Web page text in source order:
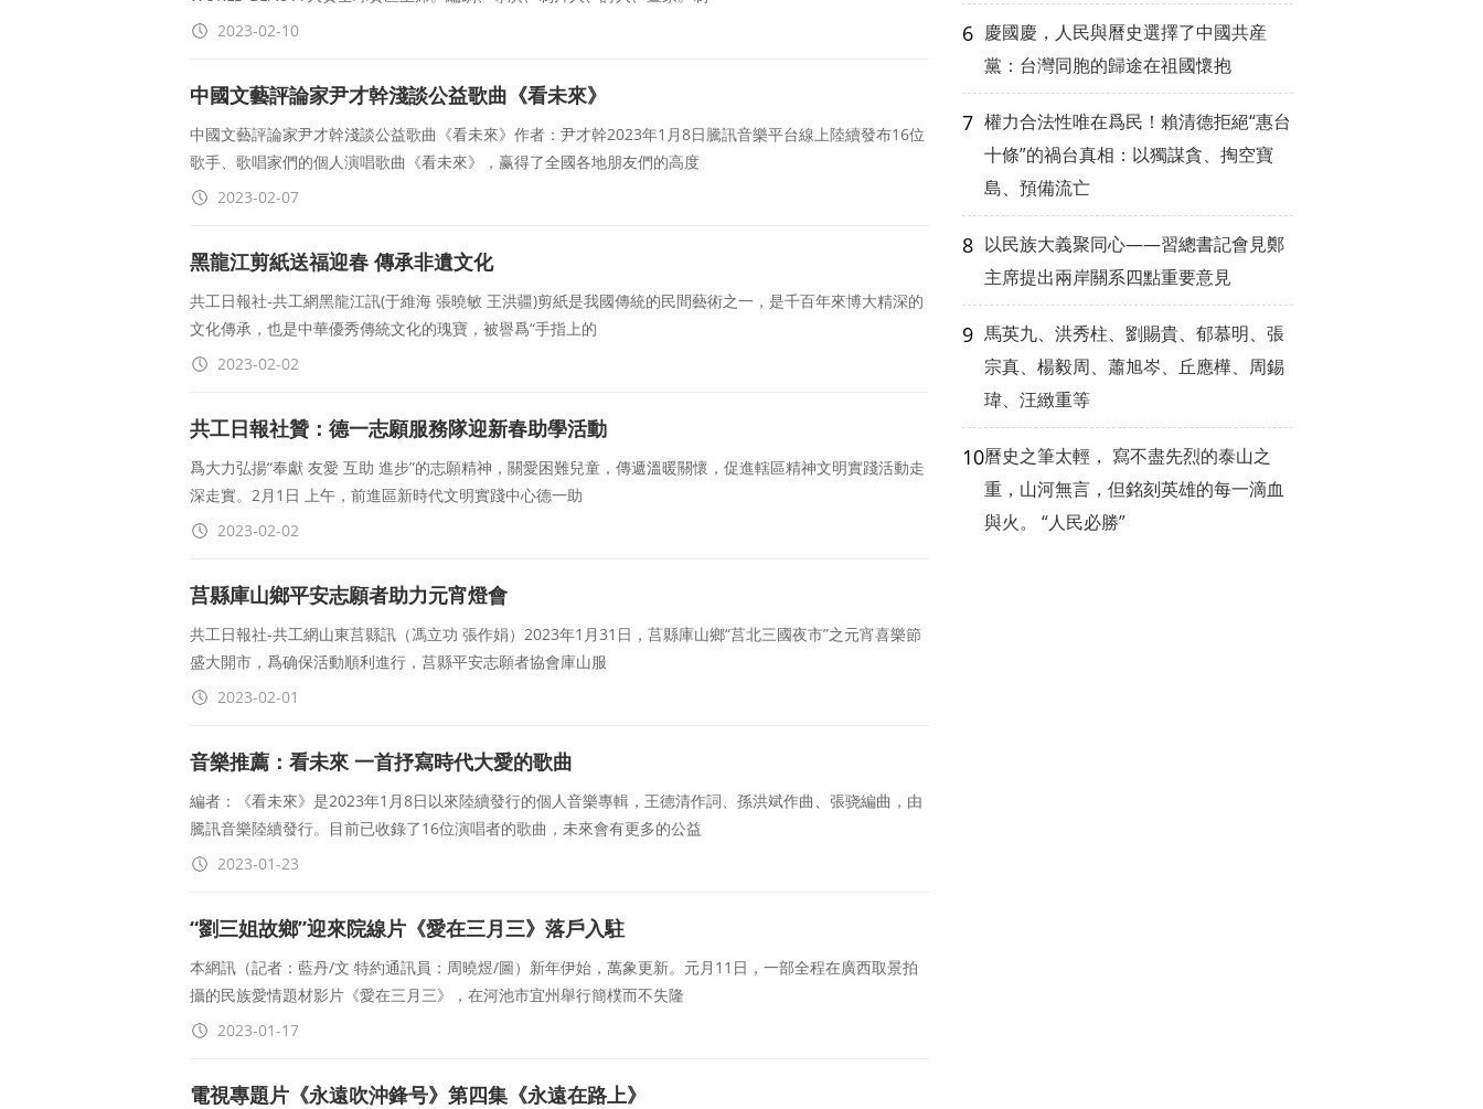
2023-02-10
中國文藝評論家尹才幹淺談公益歌曲《看未來》
中國文藝評論家尹才幹淺談公益歌曲《看未來》作者：尹才幹2023年1月8日騰訊音樂平台線上陸續發布16位
歌手、歌唱家們的個人演唱歌曲《看未來》，赢得了全國各地朋友們的高度
2023-02-07
黑龍江剪紙送福迎春 傳承非遺文化
共工日報社-共工網黑龍江訊(于維海 張曉敏 王洪疆)剪紙是我國傳統的民間藝術之一，是千百年來博大精深的
文化傳承，也是中華優秀傳統文化的瑰寶，被譽爲“手指上的
2023-02-02
共工日報社贊：德一志願服務隊迎新春助學活動
爲大力弘揚“奉獻 友愛 互助 進步”的志願精神，關愛困難兒童，傳遞溫暖關懷，促進轄區精神文明實踐活動走
深走實。2月1日 上午，前進區新時代文明實踐中心德一助
2023-02-02
莒縣庫山鄉平安志願者助力元宵燈會
共工日報社-共工網山東莒縣訊（馮立功 張作娟）2023年1月31日，莒縣庫山鄉“莒北三國夜市”之元宵喜樂節
盛大開市，爲确保活動順利進行，莒縣平安志願者協會庫山服
2023-02-01
音樂推薦：看未來 一首抒寫時代大愛的歌曲
編者：《看未來》是2023年1月8日以來陸續發行的個人音樂專輯，王德清作詞、孫洪斌作曲、張骁編曲，由
騰訊音樂陸續發行。目前已收錄了16位演唱者的歌曲，未來會有更多的公益
2023-01-23
“劉三姐故鄉”迎來院線片《愛在三月三》落戶入駐
本網訊（記者：藍丹/文 特約通訊員：周曉煜/圖）新年伊始，萬象更新。元月11日，一部全程在廣西取景拍
攝的民族愛情題材影片《愛在三月三》，在河池市宜州舉行簡樸而不失隆
2023-01-17
電視專題片《永遠吹沖鋒号》第四集《永遠在路上》
6 慶國慶，人民與曆史選擇了中國共産
黨：台灣同胞的歸途在祖國懷抱
7 權力合法性唯在爲民！賴清德拒絕“惠台
十條”的禍台真相：以獨謀貪、掏空寶
島、預備流亡
8 以民族大義聚同心——習總書記會見鄭
主席提出兩岸關系四點重要意見
9 馬英九、洪秀柱、劉賜貴、郁慕明、張
宗真、楊毅周、蕭旭岑、丘應樺、周錫
瑋、汪緻重等
10曆史之筆太輕， 寫不盡先烈的泰山之
重，山河無言，但銘刻英雄的每一滴血
與火。 “人民必勝”